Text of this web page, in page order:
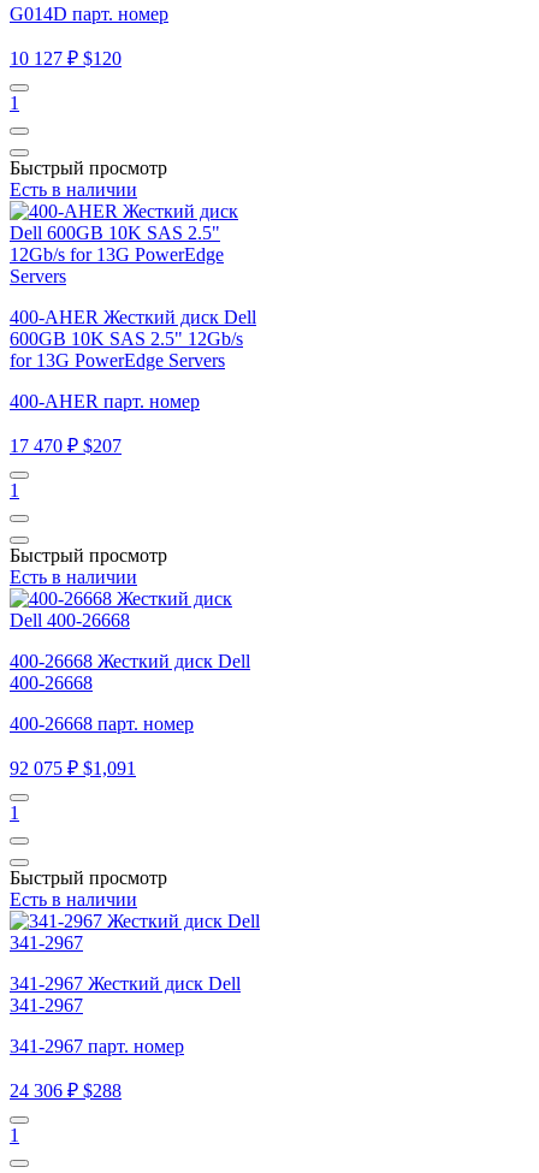
G014D парт. номер
10 127 ₽ $120
1
Быстрый просмотр
Есть в наличии
400-AHER Жесткий диск Dell
600GB 10K SAS 2.5" 12Gb/s
for 13G PowerEdge Servers
400-AHER парт. номер
17 470 ₽ $207
1
Быстрый просмотр
Есть в наличии
400-26668 Жесткий диск Dell
400-26668
400-26668 парт. номер
92 075 ₽ $1,091
1
Быстрый просмотр
Есть в наличии
341-2967 Жесткий диск Dell
341-2967
341-2967 парт. номер
24 306 ₽ $288
1